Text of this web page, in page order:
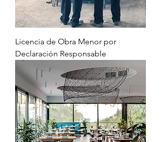
Licencia de Obra Menor por
Declaración Responsable